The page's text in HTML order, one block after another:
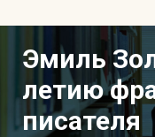
Эмиль
летию
писателя